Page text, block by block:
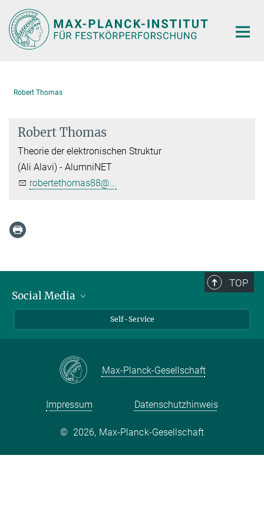
Hauptinhalt
Robert Thomas
Robert Thomas
Theorie der elektronischen Struktur
(Ali Alavi) - AlumniNET
robertethomas88@...
TOP
Social Media
Facebook
Self-Service
Max-Planck-Gesellschaft
Impressum Datenschutzhinweis
© 2026, Max-Planck-Gesellschaft